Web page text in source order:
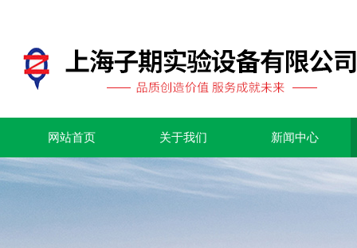
网站首页 关于我们 新闻中心